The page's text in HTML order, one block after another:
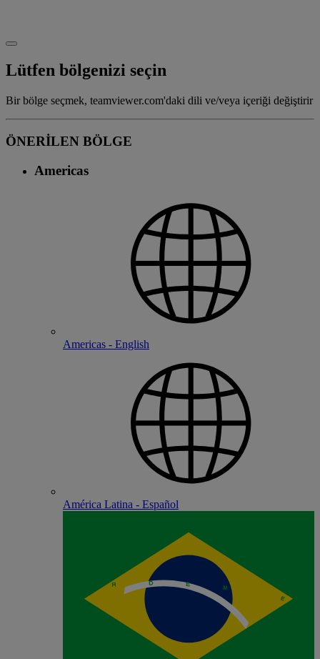
Lütfen bölgenizi seçin
Bir bölge seçmek, teamviewer.com'daki dili ve/veya içeriği değiştirir
ÖNERİLEN BÖLGE
Americas
Americas - English
América Latina - Español